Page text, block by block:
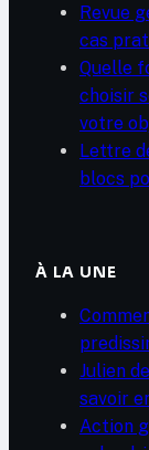
Revue
cas
Quelle
choisir
votre
Lettre
blocs
À LA UNE
Julien
savoir
Action